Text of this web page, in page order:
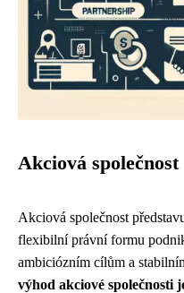
Akciová společnost
Akciová společnost
flexibilní právní formu
ambiciózním cílům a
výhod akciové společnosti